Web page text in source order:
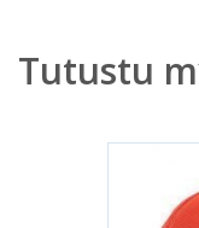
Tutustu